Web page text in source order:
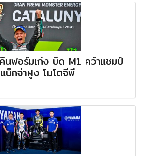
คืนฟอร์มเก่ง บิด M1 คว้าแชมป์
บ็กจ่าฝูง โมโตจีพี